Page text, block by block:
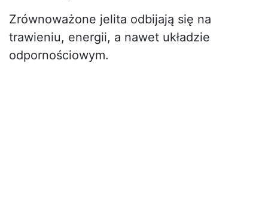
Zrównoważone jelita odbijają się na
trawieniu, energii, a nawet układzie
odpornościowym.